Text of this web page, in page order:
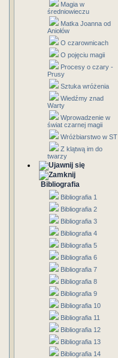
Magia w
średniowieczu
Matka Joanna od
Aniołów
O czarownicach
O pojęciu magii
Procesy o czary -
Prusy
Sztuka wróżenia
Wiedźmy znad
Warty
Wprowadzenie w
świat czarnej magii
Wróżbiarstwo w ST
Z klątwą im do
twarzy
Bibliografia
Bibliografia 1
Bibliografia 2
Bibliografia 3
Bibliografia 4
Bibliografia 5
Bibliografia 6
Bibliografia 7
Bibliografia 8
Bibliografia 9
Bibliografia 10
Bibliografia 11
Bibliografia 12
Bibliografia 13
Bibliografia 14